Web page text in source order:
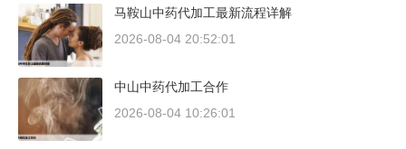
马鞍山中药代加工最新流程详解
2026-08-04 20:52:01
中山中药代加工合作
2026-08-04 10:26:01